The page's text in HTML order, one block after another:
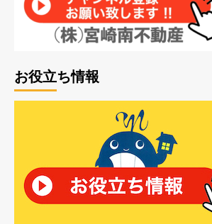
お役立ち情報